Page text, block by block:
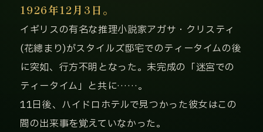
1926年12月3日。
イギリスの有名な推理小説家アガサ・クリスティ
(花總まり)がスタイルズ邸宅でのティータイムの後
に突如、行方不明となった。未完成の「迷宮での
ティータイム」と共に……。
11日後、ハイドロホテルで見つかった彼女はこの
間の出来事を覚えていなかった。